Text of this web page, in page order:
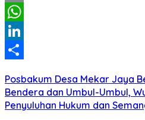
Email
WhatsApp
LinkedIn
Posbakum Desa Mekar Jaya
Bendera dan Umbul-Umbul,
Penyuluhan Hukum dan